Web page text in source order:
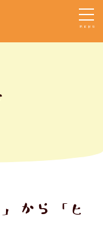
MENU
クーグルッー」から「ヒ
から「ヒ